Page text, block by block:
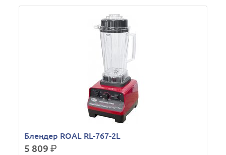
Блендер ROAL RL-767-2L
5 809р.